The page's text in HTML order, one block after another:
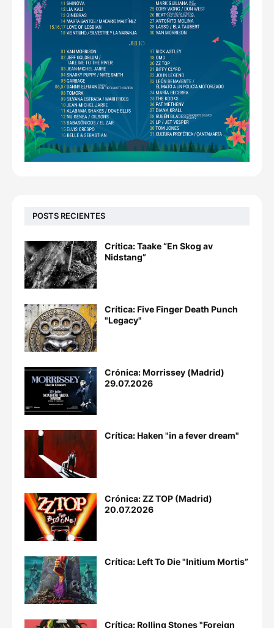
POSTS RECIENTES
Crítica: Taake “En Skog av
Nidstang”
Crítica: Five Finger Death Punch
"Legacy"
Crónica: Morrissey (Madrid)
29.07.2026
Crítica: Haken "in a fever dream"
Crónica: ZZ TOP (Madrid)
20.07.2026
Crítica: Left To Die "Initium Mortis”
Crítica: Rolling Stones "Foreign